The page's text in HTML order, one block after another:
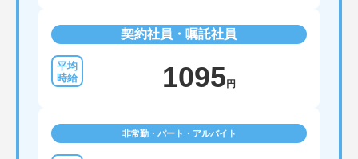
契約社員・嘱託社員
1095 円
非常勤・パート・アルバイト